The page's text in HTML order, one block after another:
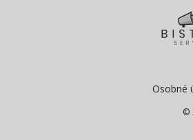
Osobné
©